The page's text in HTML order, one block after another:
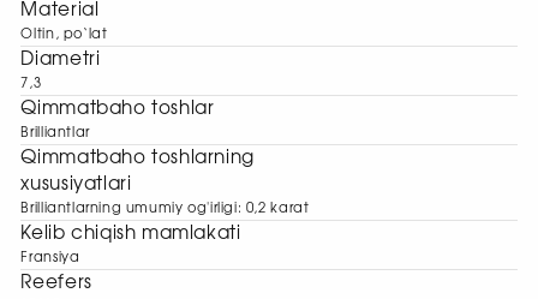
Material
Oltin, po‘lat
Diametri
7,3
Qimmatbaho toshlar
Brilliantlar
Qimmatbaho toshlarning
xususiyatlari
Brilliantlarning umumiy og'irligi: 0,2 karat
Kelib chiqish mamlakati
Fransiya
Reefers